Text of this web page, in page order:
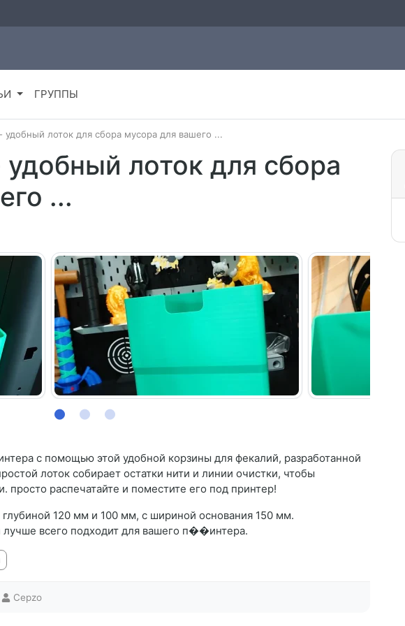
ГРУППЫ
удобный лоток для сбора мусора для вашего ...
лоток для сбора
...
с помощью этой удобной корзины для фекалий, разработанной
лоток собирает остатки нити и линии очистки, чтобы
просто распечатайте и поместите его под принтер!
120 мм и 100 мм, с шириной основания 150 мм.
лучше всего подходит для вашего п��интера.
Cepzo